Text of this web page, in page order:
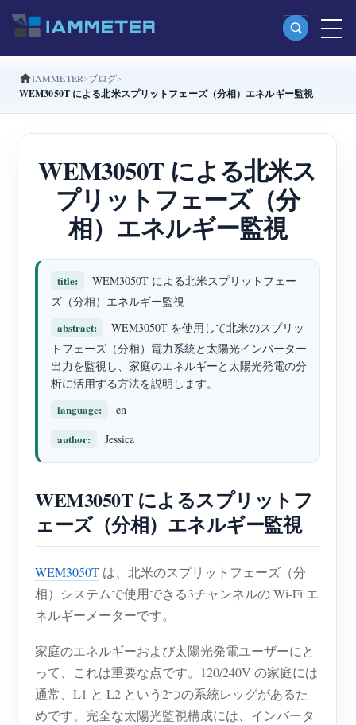
製品
三相Wi-Fiエネルギーメーター（WEM3080T）
三相Wi-Fiエネルギーメーター（WEM3046T）
三相Wi-Fiエネルギーメーター（WEM3050T）
WiFi電力コントローラー
IAMMETER Cloud Pro
セルフホスティングサービス
EV充電器
IAMMETER シミュレーター
アプリケーション
太陽光PVシステム エネルギーモニター
電力使用量モニター
PVヒーター制御システム
ホームオートメーション
ストア
リソース
製品クイックスタート
ドキュメント
チュートリアル動画
FAQ
ニュース
コミュニティ
コントリビュータープログラム
コントリビューターセンター
IAMMETER 活動
フォーラム
ソリューション
お問い合わせ
会社情報
IAMMETER ブログ
WEM3050T による北米スプリットフェーズ（分相）エネルギー監視
WEM3050T による北米ス
プリットフェーズ（分
相）エネルギー監視
title:
WEM3050T による北米スプリットフェー
ズ（分相）エネルギー監視
abstract:
WEM3050T を使用して北米のスプリッ
トフェーズ（分相）電力系統と太陽光インバーター
出力を監視し、家庭のエネルギーと太陽光発電の分
析に活用する方法を説明します。
language:
en
author:
Jessica
WEM3050T によるスプリットフ
ェーズ（分相）エネルギー監視
WEM3050T は、北米のスプリットフェーズ（分
相）システムで使用できる3チャンネルの Wi-Fi エ
ネルギーメーターです。
家庭のエネルギーおよび太陽光発電ユーザーにと
って、これは重要な点です。120/240V の家庭には
通常、L1 と L2 という2つの系統レッグがあるた
めです。完全な太陽光監視構成には、インバータ